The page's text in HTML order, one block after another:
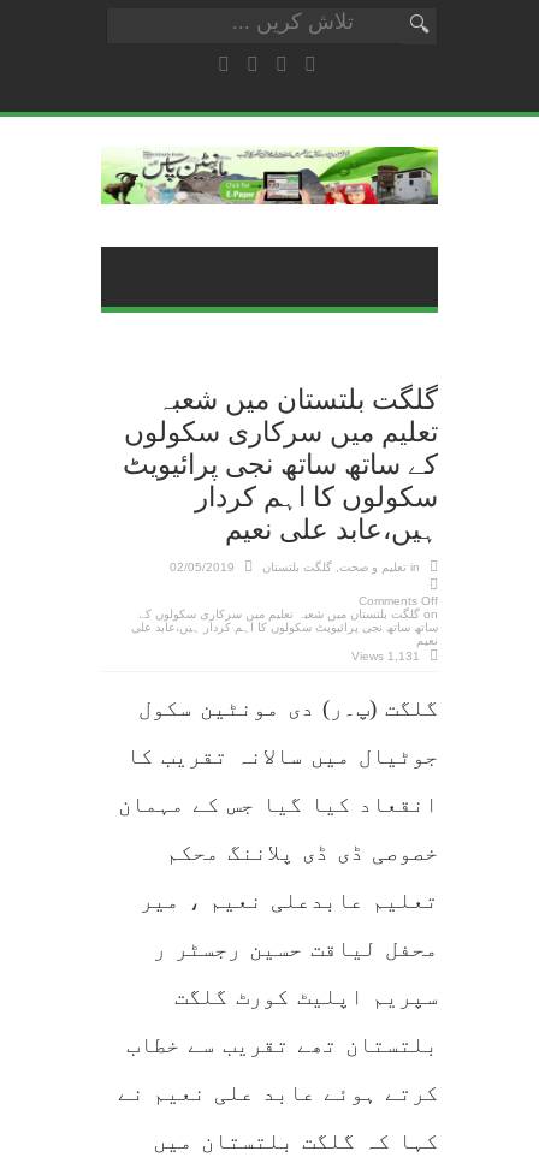
گلگت بلتستان میں شعبہ
تعلیم میں سرکاری سکولوں
کے ساتھ ساتھ نجی پرائیویٹ
سکولوں کا اہم کردار
ہیں،عابد علی نعیم
in تعلیم و صحت, گلگت بلتستان 02/05/2019
Comments Off
on گلگت بلتستان میں شعبہ تعلیم میں سرکاری سکولوں کے
ساتھ ساتھ نجی پرائیویٹ سکولوں کا اہم کردار ہیں،عابد علی
نعیم
1,131 Views
گلگت (پ۔ر) دی مونٹین سکول
جوٹیال میں سالانہ تقریب کا
انقعاد کیا گیا جس کے مہمان
خصوصی ڈی ڈی پلاننگ محکم
تعلیم عابدعلی نعیم ، میر
محفل لیاقت حسین رجسٹر ر
سپریم اپلیٹ کورٹ گلگت
بلتستان تھے تقریب سے خطاب
کرتے ہوئے عابد علی نعیم نے
کہا کہ گلگت بلتستان میں